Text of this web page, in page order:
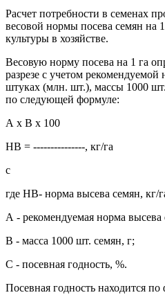
Расчет потребности в семенах
весовой нормы посева семян на
культуры в хозяйстве.
Весовую норму посева на 1 га
разрезе с учетом
штуках (млн. шт.), массы 1000
по следующей формуле:
А х В х 100
НВ = ---------------, кг/га
с
где НВ- норма высева семян, кг/
А - рекомендуемая норма
В - масса 1000 шт. семян, г;
С - посевная годность, %.
Посевная годность находится по